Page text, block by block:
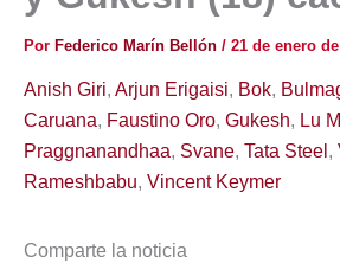
Por Federico Marín Bellón / 21 de enero
Anish Giri, Arjun Erigaisi, Bok,
Caruana, Faustino Oro, Gukesh, Lu
Praggnanandhaa, Svane, Tata Steel ,
Rameshbabu, Vincent Keymer
Comparte la noticia